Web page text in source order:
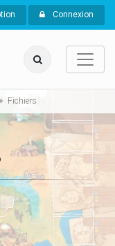
Connexion
Fichiers